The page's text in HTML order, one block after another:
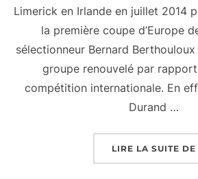
Limerick en Irlande en juillet 2014
la première coupe d’Europe
sélectionneur Bernard
groupe renouvelé par
compétition internationale. En
Durand …
LIRE LA SUITE DE